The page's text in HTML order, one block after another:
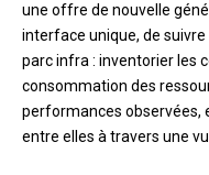
une offre de nouvelle
interface unique, de
parc infra : inventorier les
consommation des
performances observées,
entre elles à travers une